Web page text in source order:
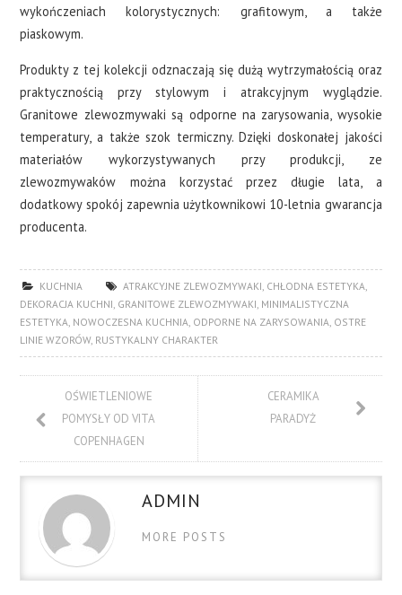
wykończeniach kolorystycznych: grafitowym, a także
piaskowym.
Produkty z tej kolekcji odznaczają się dużą wytrzymałością oraz
praktycznością przy stylowym i atrakcyjnym wyglądzie.
Granitowe zlewozmywaki są odporne na zarysowania, wysokie
temperatury, a także szok termiczny. Dzięki doskonałej jakości
materiałów wykorzystywanych przy produkcji, ze
zlewozmywaków można korzystać przez długie lata, a
dodatkowy spokój zapewnia użytkownikowi 10-letnia gwarancja
producenta.
KUCHNIA ATRAKCYJNE ZLEWOZMYWAKI, CHŁODNA ESTETYKA,
DEKORACJA KUCHNI, GRANITOWE ZLEWOZMYWAKI, MINIMALISTYCZNA
ESTETYKA, NOWOCZESNA KUCHNIA, ODPORNE NA ZARYSOWANIA, OSTRE
LINIE WZORÓW, RUSTYKALNY CHARAKTER
OŚWIETLENIOWE
POMYSŁY OD VITA
COPENHAGEN
CERAMIKA
PARADYŻ
ADMIN
MORE POSTS